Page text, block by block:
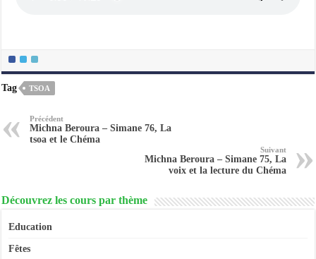
Tag TSOA
Précédent
Michna Beroura – Simane 76, La
tsoa et le Chéma
Suivant
Michna Beroura – Simane 75, La
voix et la lecture du Chéma
Découvrez les cours par thème
Education
Fêtes